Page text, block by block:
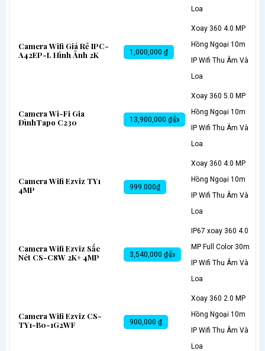
Loa
Camera Wifi Giá Rẻ IPC-
A42EP-L Hình Ảnh 2K
1,000,000 ₫
Xoay 360 4.0 MP
Hồng Ngoại 10m
IP Wifi Thu Âm Và
Loa
Camera Wi-Fi Gia
ĐìnhTapo C230
13,900,000 ₫👍
Xoay 360 5.0 MP
Hồng Ngoại 10m
IP Wifi Thu Âm Và
Loa
Camera Wifi Ezviz TY1
4MP
999.000₫
Xoay 360 4.0 MP
Hồng Ngoại 10m
IP Wifi Thu Âm Và
Loa
Camera Wifi Ezviz Sắc
Nét CS-C8W 2K+ 4MP
3,540,000 ₫👍
IP67 xoay 360 4.0
MP Full Color 30m
IP Wifi Thu Âm Và
Loa
Camera Wifi Ezviz CS-
TY1-B0-1G2WF
900,000 ₫
Xoay 360 2.0 MP
Hồng Ngoại 10m
IP Wifi Thu Âm Và
Loa